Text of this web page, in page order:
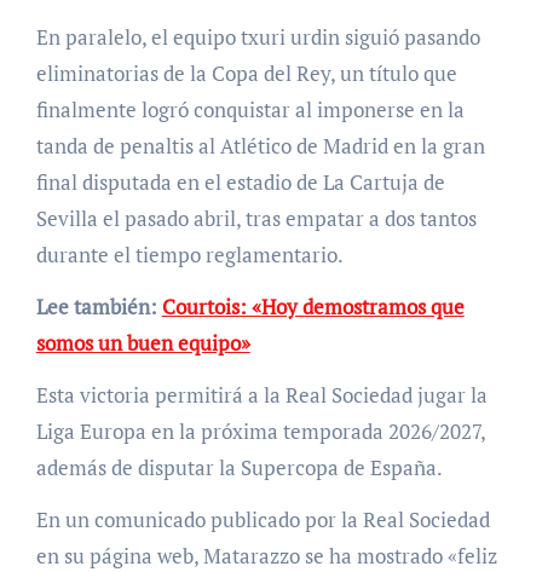
En paralelo, el equipo txuri urdin siguió pasando
eliminatorias de la Copa del Rey, un título que
finalmente logró conquistar al imponerse en la
tanda de penaltis al Atlético de Madrid en la gran
final disputada en el estadio de La Cartuja de
Sevilla el pasado abril, tras empatar a dos tantos
durante el tiempo reglamentario.
Lee también: Courtois: «Hoy demostramos que
somos un buen equipo»
Esta victoria permitirá a la Real Sociedad jugar la
Liga Europa en la próxima temporada 2026/2027,
además de disputar la Supercopa de España.
En un comunicado publicado por la Real Sociedad
en su página web, Matarazzo se ha mostrado «feliz